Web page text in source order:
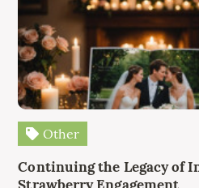
Other
Continuing the Legacy of